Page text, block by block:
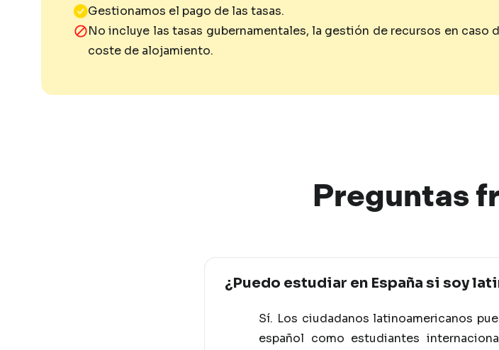
Gestionamos el pago de las tasas.
No incluye las tasas gubernamentales, la gestión de recursos en
coste de alojamiento.
Preguntas
¿Puedo estudiar en España si soy
Sí. Los ciudadanos latinoamericanos
español como estudiantes